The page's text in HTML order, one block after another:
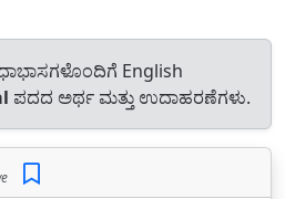
English
ಪದದ ಅರ್ಥ ಮತ್ತು ಉದಾಹರಣೆಗಳು.